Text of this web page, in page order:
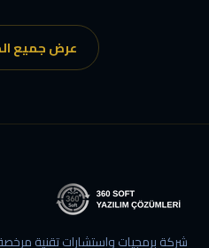
عرض جميع
شركة برمجيات واستشارات تقنية